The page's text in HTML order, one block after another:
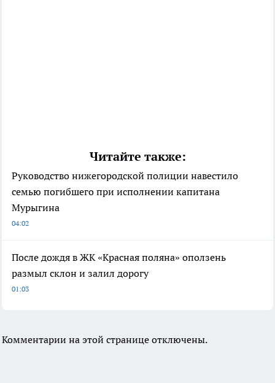
Читайте также:
Руководство нижегородской полиции навестило
семью погибшего при исполнении капитана
Мурыгина
04:02
После дождя в ЖК «Красная поляна» оползень
размыл склон и залил дорогу
01:03
Комментарии на этой странице отключены.